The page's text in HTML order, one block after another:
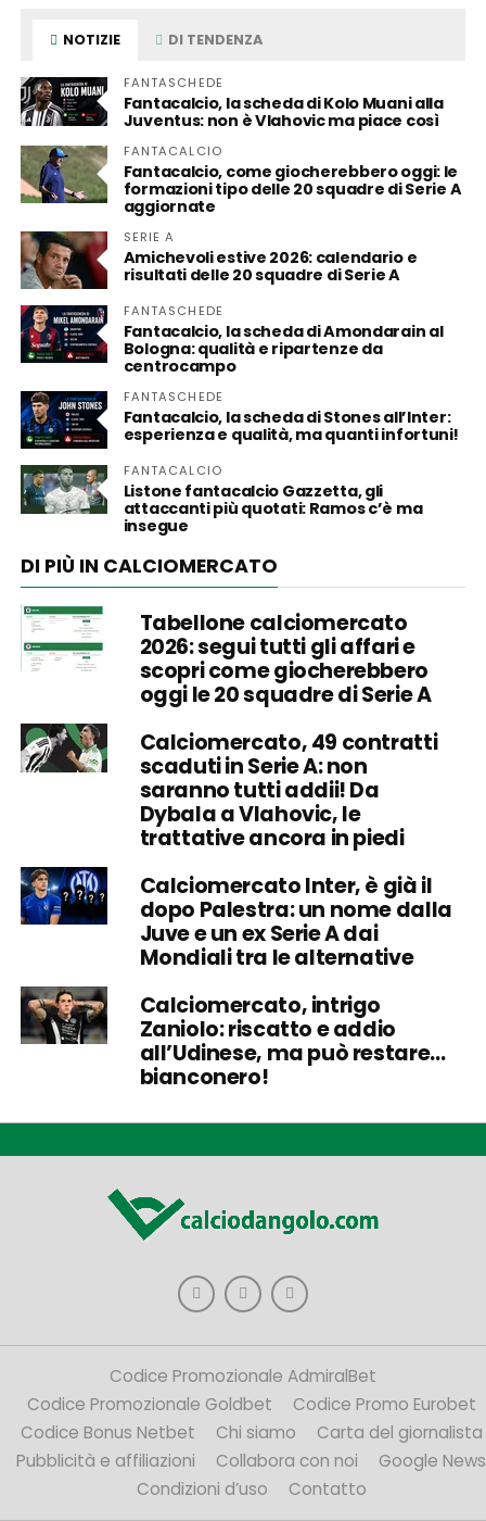
NOTIZIE DI TENDENZA
FANTASCHEDE
Fantacalcio, la scheda di Kolo Muani alla
Juventus: non è Vlahovic ma piace così
FANTACALCIO
Fantacalcio, come giocherebbero oggi: le
formazioni tipo delle 20 squadre di Serie A
aggiornate
SERIE A
Amichevoli estive 2026: calendario e
risultati delle 20 squadre di Serie A
FANTASCHEDE
Fantacalcio, la scheda di Amondarain al
Bologna: qualità e ripartenze da
centrocampo
FANTASCHEDE
Fantacalcio, la scheda di Stones all’Inter:
esperienza e qualità, ma quanti infortuni!
FANTACALCIO
Listone fantacalcio Gazzetta, gli
attaccanti più quotati: Ramos c’è ma
insegue
DI PIÙ IN CALCIOMERCATO
Tabellone calciomercato
2026: segui tutti gli affari e
scopri come giocherebbero
oggi le 20 squadre di Serie A
Calciomercato, 49 contratti
scaduti in Serie A: non
saranno tutti addii! Da
Dybala a Vlahovic, le
trattative ancora in piedi
Calciomercato Inter, è già il
dopo Palestra: un nome dalla
Juve e un ex Serie A dai
Mondiali tra le alternative
Calciomercato, intrigo
Zaniolo: riscatto e addio
all’Udinese, ma può restare…
bianconero!
Codice Promozionale AdmiralBet
Codice Promozionale Goldbet
Codice Promo Eurobet
Codice Bonus Netbet
Chi siamo
Carta del giornalista
Pubblicità e affiliazioni
Collabora con noi
Google News
Condizioni d’uso
Contatto